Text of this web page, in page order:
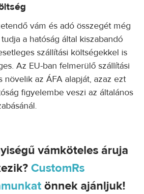
vám és adó összegét még
a hatóság által kiszabandó
szállítási költségekkel is
Az EU-ban felmerülő szállítási
növelik az ÁFA alapját, azaz ezt
figyelembe veszi az általános
vámköteles áruja
CustomRs
önnek ajánljuk!